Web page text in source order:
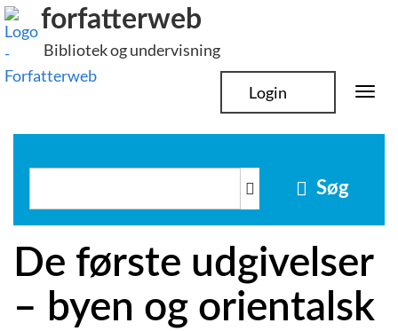
Hop
til
indhold
forfatterweb
Bibliotek og undervisning
Login
Søg
De første udgivelser
– byen og orientalsk